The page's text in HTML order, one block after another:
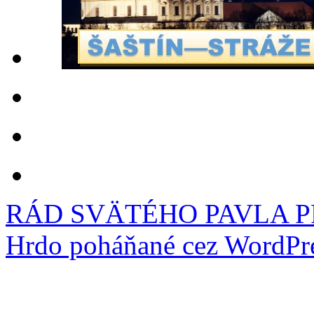
RÁD SVÄTÉHO PAVLA
Hrdo poháňané cez